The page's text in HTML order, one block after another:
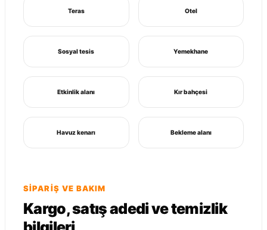
Teras Otel
Sosyal tesis Yemekhane
Etkinlik alanı Kır bahçesi
Havuz kenarı Bekleme alanı
SIPARIŞ VE BAKIM
Kargo, satış adedi ve temizlik